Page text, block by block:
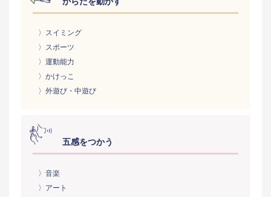
〉スイミング
〉スポーツ
〉運動能力
〉かけっこ
〉外遊び・中遊び
五感をつかう
〉音楽
〉アート